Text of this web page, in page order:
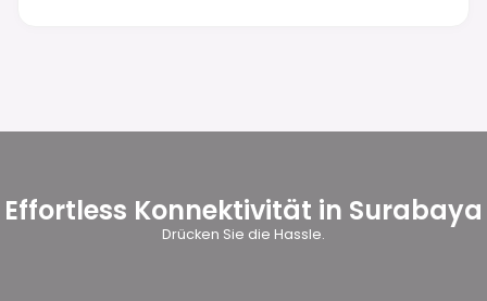
Effortless Konnektivität in Surabaya
Drücken Sie die Hassle.